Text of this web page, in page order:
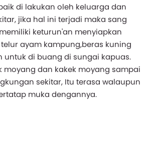
di lakukan oleh keluarga dan
jika hal ini terjadi maka sang
keturun'an menyiapkan
ayam kampung,beras kuning
untuk di buang di sungai kapuas.
moyang dan kakek moyang sampai
sekitar, Itu terasa walaupun
muka dengannya.